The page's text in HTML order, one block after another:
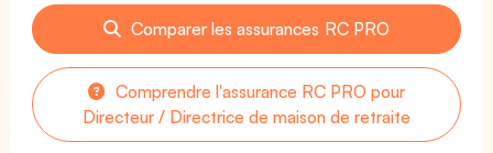
Comparer les assurances RC PRO
Comprendre l'assurance RC PRO pour
Directeur / Directrice de maison de retraite